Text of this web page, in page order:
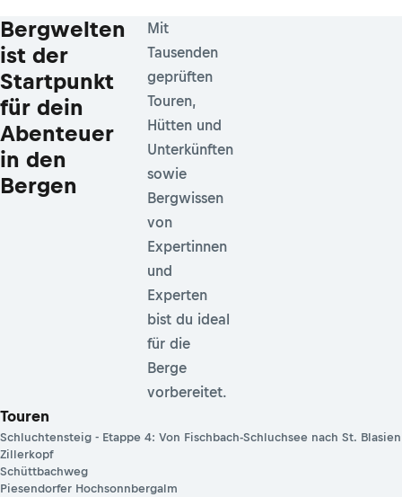
Bergwelten
ist der
Startpunkt
für dein
Abenteuer
in den
Bergen
Mit
Tausenden
geprüften
Touren,
Hütten und
Unterkünften
sowie
Bergwissen
von
Expertinnen
und
Experten
bist du ideal
für die
Berge
vorbereitet.
Touren
Schluchtensteig - Etappe 4: Von Fischbach-Schluchsee nach St. Blasien
Zillerkopf
Schüttbachweg
Piesendorfer Hochsonnbergalm